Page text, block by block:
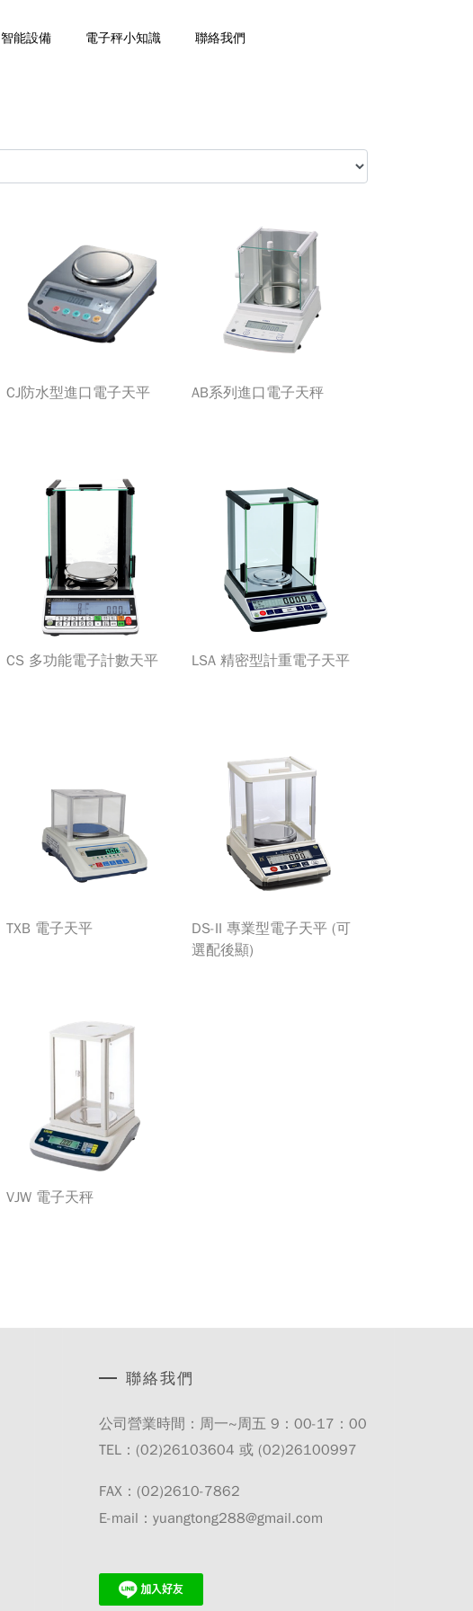
智能設備 電子秤小知識 聯絡我們
CJ防水型進口電子天平 AB系列進口電子天秤
CS 多功能電子計數天平 LSA 精密型計重電子天平
TXB 電子天平
DS-II 專業型電子天平 (可
選配後顯)
VJW 電子天秤
聯絡我們
公司營業時間：周一~周五 9：00-17：00
TEL：(02)26103604 或 (02)26100997
FAX：(02)2610-7862
E-mail： yuangtong288@gmail.com